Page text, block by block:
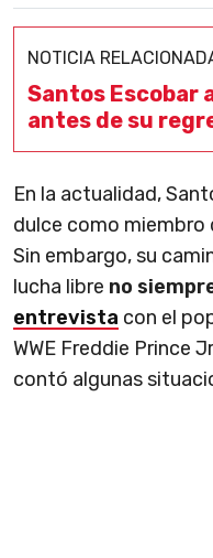
NOTICIA
Santos Escobar
antes de su
En la actualidad,
dulce como miembro
Sin embargo, su
lucha libre no
entrevista con el
WWE Freddie Prince
contó algunas